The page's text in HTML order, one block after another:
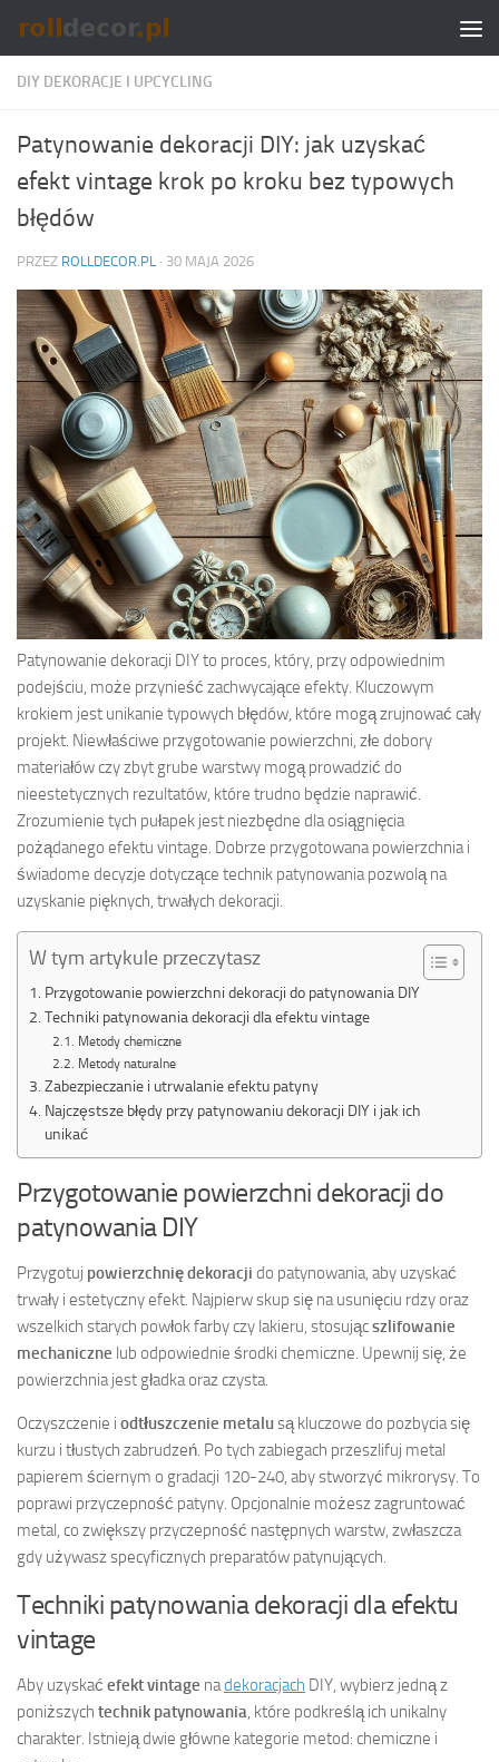
Skip to content
DIY DEKORACJE I UPCYCLING
Patynowanie dekoracji DIY: jak uzyskać
efekt vintage krok po kroku bez typowych
błędów
PRZEZ ROLLDECOR.PL · 30 MAJA 2026
Patynowanie dekoracji DIY to proces, który, przy odpowiednim
podejściu, może przynieść zachwycające efekty. Kluczowym
krokiem jest unikanie typowych błędów, które mogą zrujnować cały
projekt. Niewłaściwe przygotowanie powierzchni, złe dobory
materiałów czy zbyt grube warstwy mogą prowadzić do
nieestetycznych rezultatów, które trudno będzie naprawić.
Zrozumienie tych pułapek jest niezbędne dla osiągnięcia
pożądanego efektu vintage. Dobrze przygotowana powierzchnia i
świadome decyzje dotyczące technik patynowania pozwolą na
uzyskanie pięknych, trwałych dekoracji.
W tym artykule przeczytasz
Przygotowanie powierzchni dekoracji do patynowania DIY
Techniki patynowania dekoracji dla efektu vintage
Metody chemiczne
Metody naturalne
Zabezpieczanie i utrwalanie efektu patyny
Najczęstsze błędy przy patynowaniu dekoracji DIY i jak ich
unikać
Przygotowanie powierzchni dekoracji do
patynowania DIY
Przygotuj powierzchnię dekoracji do patynowania, aby uzyskać
trwały i estetyczny efekt. Najpierw skup się na usunięciu rdzy oraz
wszelkich starych powłok farby czy lakieru, stosującszlifowanie
mechaniczne lub odpowiednie środki chemiczne. Upewnij się, że
powierzchnia jest gładka oraz czysta.
Oczyszczenie i odtłuszczenie metalusą kluczowe do pozbycia się
kurzu i tłustych zabrudzeń. Po tych zabiegach przeszlifuj metal
papierem ściernym o gradacji 120-240, aby stworzyć mikrorysy. To
poprawi przyczepność patyny. Opcjonalnie możesz zagruntować
metal, co zwiększy przyczepność następnych warstw, zwłaszcza
gdy używasz specyficznych preparatów patynujących.
Techniki patynowania dekoracji dla efektu
vintage
Aby uzyskać efekt vintage nadekoracjach DIY, wybierz jedną z
poniższych technik patynowania , które podkreślą ich unikalny
charakter. Istnieją dwie główne kategorie metod: chemiczne i